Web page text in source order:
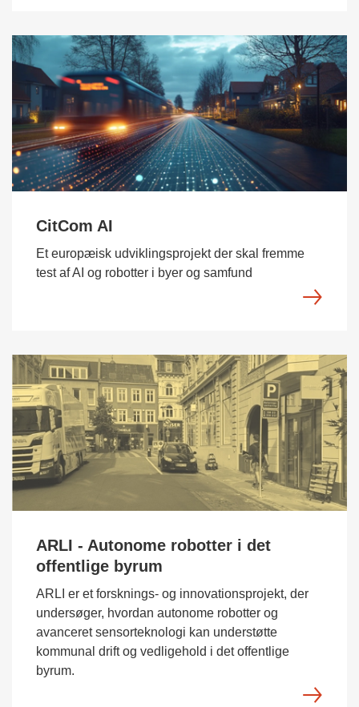
CitCom AI
Et europæisk udviklingsprojekt der skal fremme
test af AI og robotter i byer og samfund
ARLI - Autonome robotter i det
offentlige byrum
ARLI er et forsknings- og innovationsprojekt, der
undersøger, hvordan autonome robotter og
avanceret sensorteknologi kan understøtte
kommunal drift og vedligehold i det offentlige
byrum.